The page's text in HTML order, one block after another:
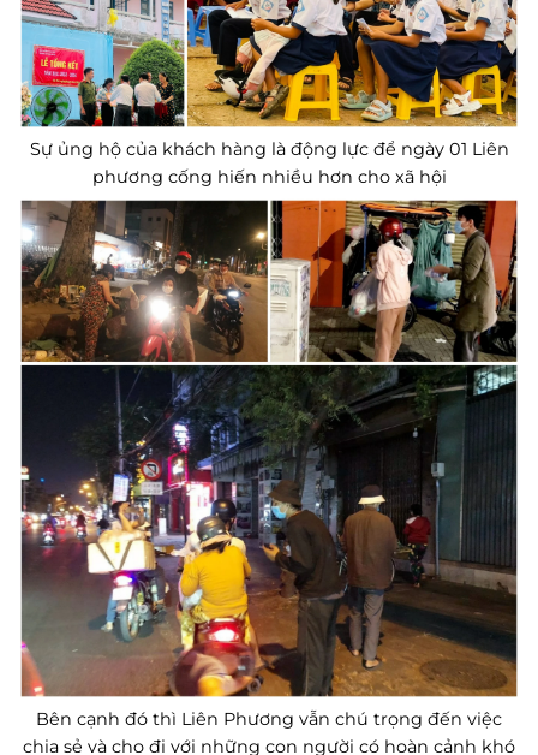
Sự ủng hộ của khách hàng là động lực để ngày 01 Liên
phương cống hiến nhiều hơn cho xã hội
Bên cạnh đó thì Liên Phương vẫn chú trọng đến việc
chia sẻ và cho đi với những con người có hoàn cảnh khó